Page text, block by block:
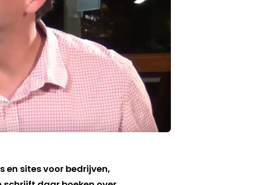
en sites voor bedrijven,